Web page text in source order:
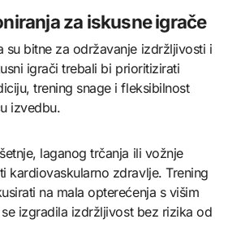
za iskusne igrače
su bitne za održavanje izdržljivosti i
igrači trebali bi prioritizirati
trening snage i fleksibilnost
izvedbu.
laganog trčanja ili vožnje
kardiovaskularno zdravlje. Trening
na mala opterećenja s višim
izgradila izdržljivost bez rizika od